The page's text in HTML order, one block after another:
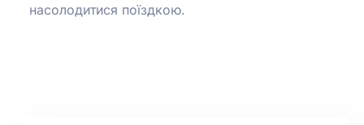
насолодитися поїздкою.